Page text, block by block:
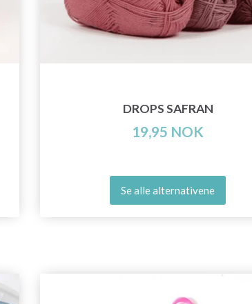
DROPS SAFRAN
19,95 NOK
Se alle alternativene